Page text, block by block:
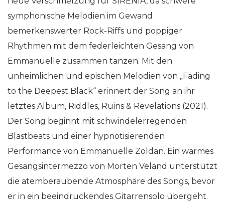
symphonische Melodien im Gewand
bemerkenswerter Rock-Riffs und poppiger
Rhythmen mit dem federleichten Gesang von
Emmanuelle zusammen tanzen. Mit den
unheimlichen und epischen Melodien von „Fading
to the Deepest Black“ erinnert der Song an ihr
letztes Album, Riddles, Ruins & Revelations (2021).
Der Song beginnt mit schwindelerregenden
Blastbeats und einer hypnotisierenden
Performance von Emmanuelle Zoldan. Ein warmes
Gesangsintermezzo von Morten Veland unterstützt
die atemberaubende Atmosphäre des Songs, bevor
er in ein beeindruckendes Gitarrensolo übergeht.